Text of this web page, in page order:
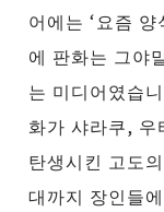
어에는 ‘요즘
에 판화는 그야
는 미디어였습
화가 샤라쿠,
탄생시킨 고도
대까지 장인들